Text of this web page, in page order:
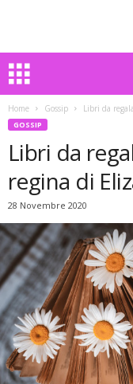
Home Gossip Libri da
GOSSIP
Libri da
regina di
28 Novembre 2020